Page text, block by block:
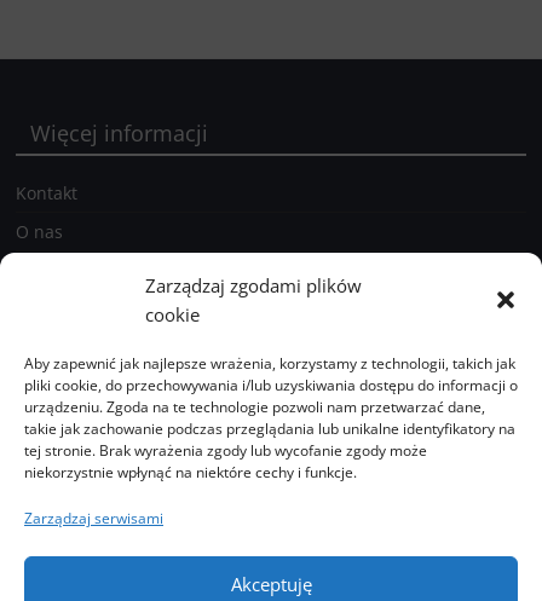
Zarządzaj zgodami plików
cookie
Aby zapewnić jak najlepsze wrażenia, korzystamy z technologii, takich jak
pliki cookie, do przechowywania i/lub uzyskiwania dostępu do informacji o
urządzeniu. Zgoda na te technologie pozwoli nam przetwarzać dane,
takie jak zachowanie podczas przeglądania lub unikalne identyfikatory na
tej stronie. Brak wyrażenia zgody lub wycofanie zgody może
niekorzystnie wpłynąć na niektóre cechy i funkcje.
Zarządzaj serwisami
Akceptuję
Więcej informacji
Kontakt
O nas
Polityka prywatności holstein.pl
Zobacz
również
Podcasty
Galeria